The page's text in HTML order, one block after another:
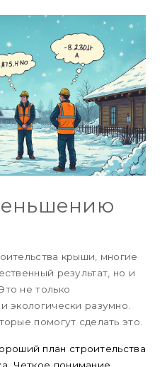
крыши, многие
результат, но и
не только
экологически разумно.
помогут сделать это.
план строительства
Четкое понимание